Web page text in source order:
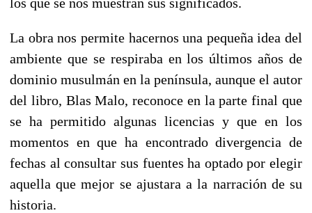
La obra nos permite hacernos una pequeña idea del
ambiente que se respiraba en los últimos años de
dominio musulmán en la península, aunque el autor
del libro, Blas Malo, reconoce en la parte final que
se ha permitido algunas licencias y que en los
momentos en que ha encontrado divergencia de
fechas al consultar sus fuentes ha optado por elegir
aquella que mejor se ajustara a la narración de su
historia.